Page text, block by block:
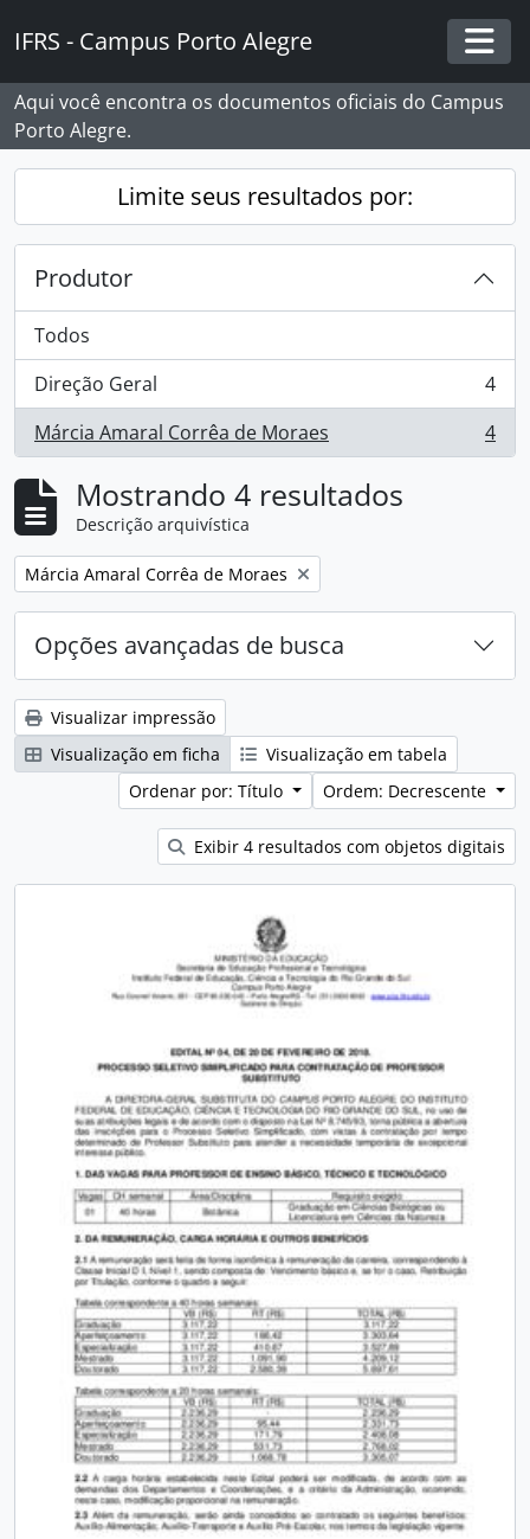
IFRS - Campus Porto Alegre
Aqui você encontra os documentos oficiais do Campus
Porto Alegre.
Limite seus resultados por:
Produtor
Todos
Direção Geral
, 4 resultados
4
Márcia Amaral Corrêa de Moraes
, 4 resultados 4
Mostrando 4 resultados
Descrição arquivística
Remover filtro:
Márcia Amaral Corrêa de Moraes
Opções avançadas de busca
Visualizar impressão
Visualização em ficha
Visualização em tabela
Ordenar por: Título
Ordem: Decrescente
Exibir 4 resultados com objetos digitais